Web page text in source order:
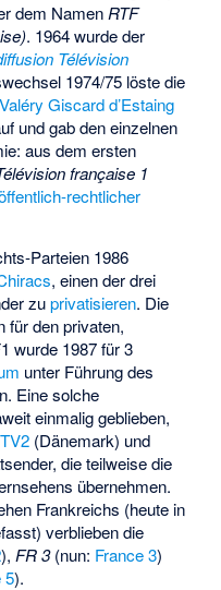
dem Namen RTF
. 1964 wurde der
Télévision
1974/75 löste die
Valéry Giscard d’Estaing
und gab den einzelnen
aus dem ersten
française 1
rechtlicher
Parteien 1986
, einen der drei
zuprivatisieren. Die
für den privaten,
wurde 1987 für 3
unter Führung des
Eine solche
einmalig geblieben,
TV2 (Dänemark) und
die teilweise die
übernehmen.
Frankreichs (heute in
verblieben die
), FR 3(nun: France 3)
5).